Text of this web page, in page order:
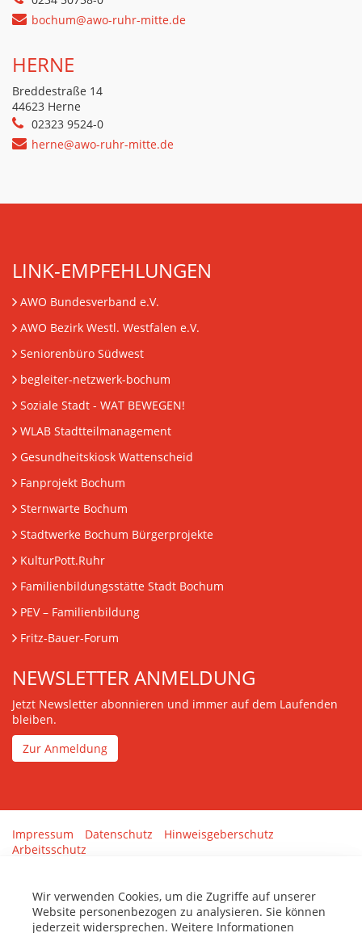
bochum@awo-ruhr-mitte.de
HERNE
Breddestraße 14
44623 Herne
02323 9524-0
herne@awo-ruhr-mitte.de
LINK-EMPFEHLUNGEN
AWO Bundesverband e.V.
AWO Bezirk Westl. Westfalen e.V.
Seniorenbüro Südwest
begleiter-netzwerk-bochum
Soziale Stadt - WAT BEWEGEN!
WLAB Stadtteilmanagement
Gesundheitskiosk Wattenscheid
Fanprojekt Bochum
Sternwarte Bochum
Stadtwerke Bochum Bürgerprojekte
KulturPott.Ruhr
Familienbildungsstätte Stadt Bochum
PEV– Familienbildung
Fritz-Bauer-Forum
NEWSLETTER ANMELDUNG
Jetzt Newsletter abonnieren und immer auf dem Laufenden
bleiben.
Zur Anmeldung
Impressum Datenschutz
Hinweisgeberschutz
Arbeitsschutz
Wir verwenden Cookies, um die Zugriffe auf unserer
Website personenbezogen zu analysieren. Sie können
jederzeit widersprechen. Weitere Informationen